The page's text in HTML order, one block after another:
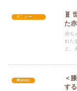
#ニュース・社会・コラム
🧬
た
赤ち
れた
と、
#news
＜
す